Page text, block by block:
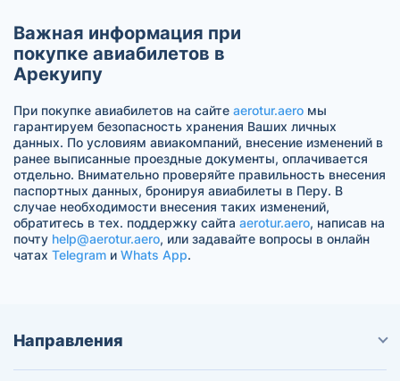
Важная информация при
покупке авиабилетов в
Арекуипу
При покупке авиабилетов на сайте aerotur.aero мы
гарантируем безопасность хранения Ваших личных
данных. По условиям авиакомпаний, внесение изменений в
ранее выписанные проездные документы, оплачивается
отдельно. Внимательно проверяйте правильность внесения
паспортных данных, бронируя авиабилеты в Перу. В
случае необходимости внесения таких изменений,
обратитесь в тех. поддержку сайта aerotur.aero, написав на
почту help@aerotur.aero, или задавайте вопросы в онлайн
чатах Telegram и Whats App.
Направления